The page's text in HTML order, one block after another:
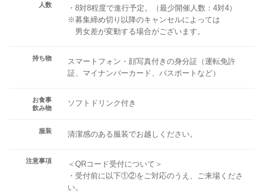
人数
・8対8程度で進行予定。（最少開催人数：4対4）
※募集締め切り以降のキャンセルによっては
男女差が変動する場合がございます。
持ち物
スマートフォン・顔写真付きの身分証（運転免許
証、マイナンバーカード、パスポートなど）
お食事
飲み物
ソフトドリンク付き
服装 清潔感のある服装でお越しください。
注意事項
＜QRコード受付について＞
・受付前に以下①②をご対応のうえ、ご来場くださ
い。